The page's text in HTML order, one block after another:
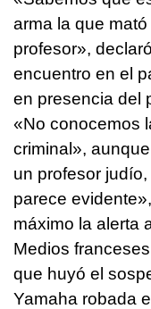
arma la que
profesor»,
encuentro en el
en presencia del
«No conocemos
criminal»,
un profesor
parece
máximo la alerta
Medios
que huyó el
Yamaha robada